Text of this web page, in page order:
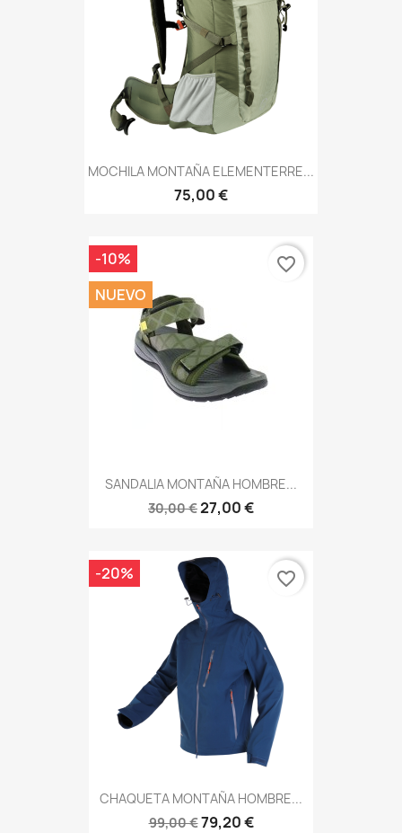
MOCHILA MONTAÑA ELEMENTERRE...
75,00 €
SANDALIA MONTAÑA HOMBRE...
30,00 €27,00 €
-10%
NUEVO
favorite_border
CHAQUETA MONTAÑA HOMBRE...
99,00 €79,20 €
-20% favorite_border